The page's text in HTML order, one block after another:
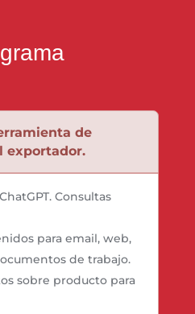
de
exportador.
Consultas
para email, web,
de trabajo.
sobre producto para